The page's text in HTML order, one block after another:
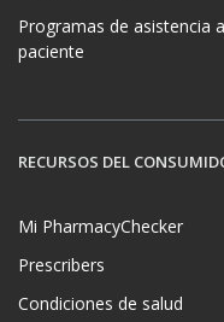
Programas de asistencia
paciente
RECURSOS DEL
Mi PharmacyChecker
Prescribers
Condiciones de salud